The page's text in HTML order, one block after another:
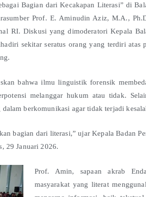
Bagian dari Kecakapan Literasi” di
Prof. E. Aminudin Aziz, M.A.,
RI. Diskusi yang dimoderatori Kepala
sekitar seratus orang yang terdiri atas
bahwa ilmu linguistik forensik
melanggar hukum atau tidak.
berkomunikasi agar tidak terjadi
bagian dari literasi,” ujar Kepala Badan
29 Januari 2026.
Prof. Amin, sapaan akrab
masyarakat yang literat